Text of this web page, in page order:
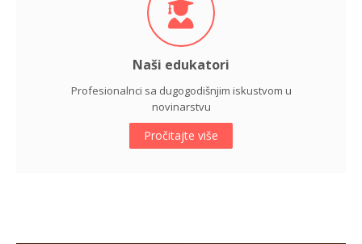
Naši edukatori
Profesionalnci sa dugogodišnjim iskustvom u
novinarstvu
Pročitajte više